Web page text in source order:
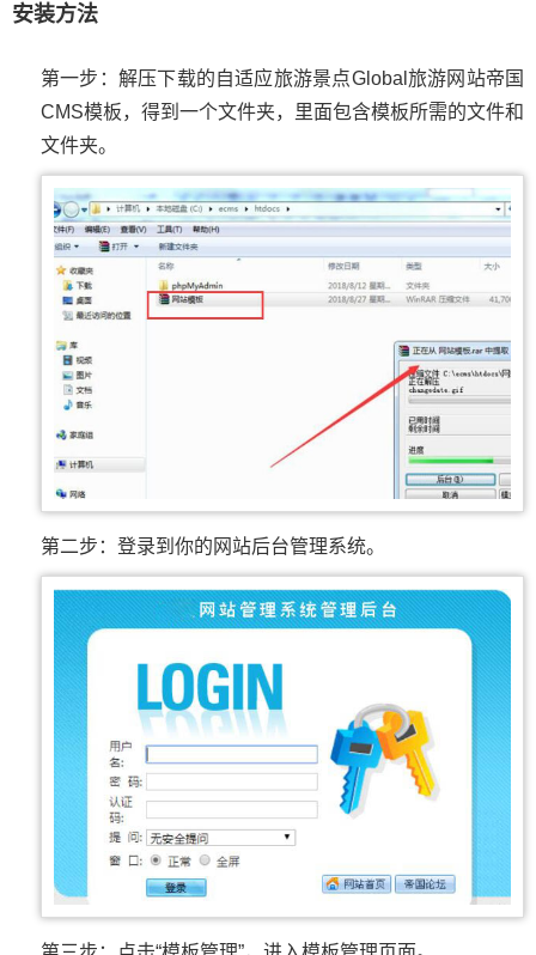
安装方法
第一步：解压下载的自适应旅游景点Global旅游网站帝国
CMS模板，得到一个文件夹，里面包含模板所需的文件和
文件夹。
第二步：登录到你的网站后台管理系统。